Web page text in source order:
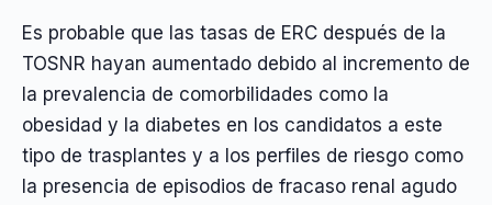
Es probable que las tasas de ERC después de la
TOSNR hayan aumentado debido al incremento de
la prevalencia de comorbilidades como la
obesidad y la diabetes en los candidatos a este
tipo de trasplantes y a los perfiles de riesgo como
la presencia de episodios de fracaso renal agudo